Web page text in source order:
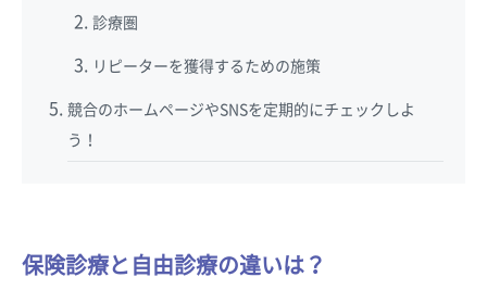
診療圏
リピーターを獲得するための施策
競合のホームページやSNSを定期的にチェックしよ
う！
保険診療と自由診療の違いは？